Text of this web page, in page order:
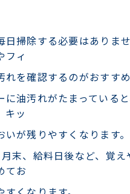
日掃除する必要はありま
フィ
れを確認するのがおすすめ
に油汚れがたまっている
キッ
いが残りやすくなります。
末、給料日後など、覚え
てお